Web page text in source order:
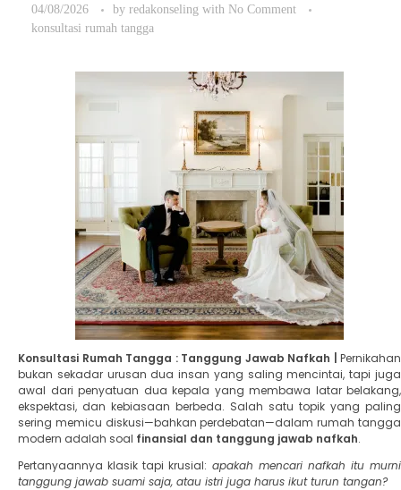
04/08/2026 by redakonseling with No Comment
konsultasi rumah tangga
Konsultasi Rumah Tangga : Tanggung Jawab Nafkah | Pernikahan
bukan sekadar urusan dua insan yang saling mencintai, tapi juga
awal dari penyatuan dua kepala yang membawa latar belakang,
ekspektasi, dan kebiasaan berbeda. Salah satu topik yang paling
sering memicu diskusi—bahkan perdebatan—dalam rumah tangga
modern adalah soal finansial dan tanggung jawab nafkah.
​Pertanyaannya klasik tapi krusial: apakah mencari nafkah itu murni
tanggung jawab suami saja, atau istri juga harus ikut turun tangan?